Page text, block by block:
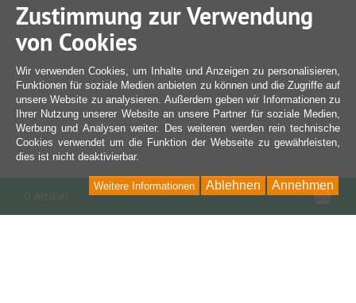
Zustimmung zur Verwendung
von Cookies
Wir verwenden Cookies, um Inhalte und Anzeigen zu personalisieren,
Funktionen für soziale Medien anbieten zu können und die Zugriffe auf
unsere Website zu analysieren. Außerdem geben wir Informationen zu
Ihrer Nutzung unserer Website an unsere Partner für soziale Medien,
Werbung und Analysen weiter. Des weiteren werden rein technische
Cookies verwendet um die Funktion der Webseite zu gewährleisten,
dies ist nicht deaktivierbar.
Annehmen
Ablehnen
Weitere Informationen